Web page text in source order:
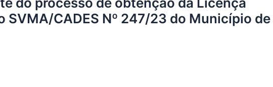
CADES Nº 247/23 do Município de